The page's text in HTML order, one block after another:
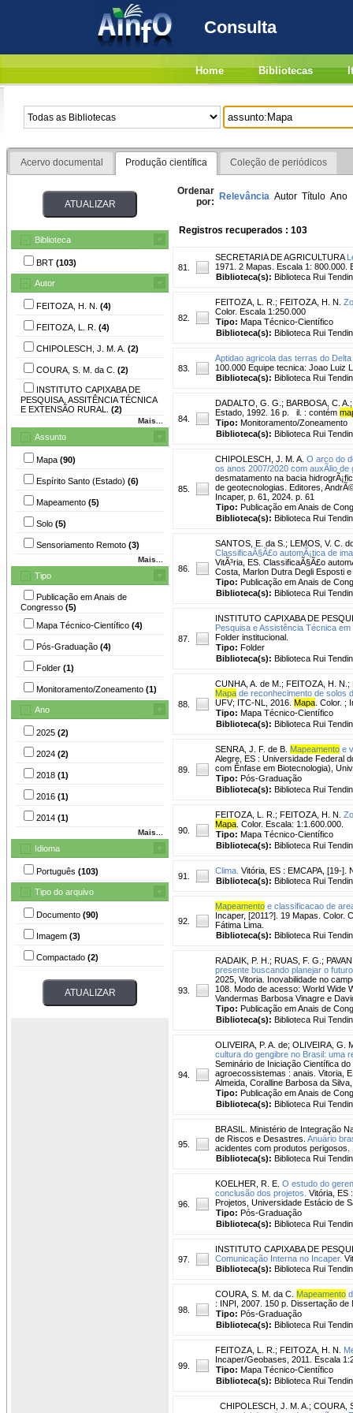
Consulta
Home Bibliotecas
Acervo documental Produção científica Coleção de periódicos
Biblioteca
BRT (103)
Autor
FEITOZA, H. N. (4)
FEITOZA, L. R. (4)
CHIPOLESCH, J. M. A. (2)
COURA, S. M. da C. (2)
INSTITUTO CAPIXABA DE
PESQUISA, ASSITÊNCIA TÉCNICA
E EXTENSÃO RURAL. (2)
Mais...
Assunto
Mapa (90)
Espírito Santo (Estado) (6)
Mapeamento (5)
Solo (5)
Sensoriamento Remoto (3)
Mais...
Tipo
Publicação em Anais de
Congresso (5)
Mapa Técnico-Científico (4)
Pós-Graduação (4)
Folder (1)
Monitoramento/Zoneamento (1)
Ano
2025 (2)
2024 (2)
2018 (1)
2016 (1)
2014 (1)
Mais...
Idioma
Português (103)
Tipo do arquivo
Documento (90)
Imagem (3)
Compactado (2)
Ordenar
por: Relevância Autor Título Ano
Registros recuperados : 103
81.
SECRETARIA DE AGRICULTURA
1971. 2 Mapas. Escala 1: 800.000.
Biblioteca(s): Biblioteca Rui
82.
FEITOZA, L. R. ; FEITOZA, H. N.
Color. Escala 1:250.000
Tipo: Mapa Técnico-Científico
Biblioteca(s): Biblioteca Rui
83.
Aptidao agricola das terras do
100.000 Equipe tecnica: Joao Luiz
Biblioteca(s): Biblioteca Rui
84.
DADALTO, G. G. ; BARBOSA, C. A.
Estado, 1992. 16 p. il. : contém
Tipo: Monitoramento/Zoneamento
Biblioteca(s): Biblioteca Rui
85.
CHIPOLESCH, J. M. A. O arco do
os anos 2007/2020 com auxÃ­lio de
desmatamento na bacia
de geotecnologias. Editores,
Incaper, p. 61, 2024. p. 61
Tipo: Publicação em Anais de
Biblioteca(s): Biblioteca Rui
86.
SANTOS, E. da S. ; LEMOS, V. C.
ClassificaÃ§Ã£o automÃ¡tica de
VitÃ³ria, ES. ClassificaÃ§Ã£o
Costa, Marlon Dutra Degli Esposti
Tipo: Publicação em Anais de
Biblioteca(s): Biblioteca Rui
87.
INSTITUTO CAPIXABA DE
Pesquisa e Assistência Técnica
Folder institucional.
Tipo: Folder
Biblioteca(s): Biblioteca Rui
88.
CUNHA, A. de M. ; FEITOZA, H. N. ;
Mapa de reconhecimento de solos
UFV; ITC-NL, 2016. Mapa . Color.
Tipo: Mapa Técnico-Científico
Biblioteca(s): Biblioteca Rui
89.
SENRA, J. F. de B. Mapeamento e
Alegre, ES : Universidade Federal
com Ênfase em Biotecnologia),
Tipo: Pós-Graduação
Biblioteca(s): Biblioteca Rui
90.
FEITOZA, L. R. ; FEITOZA, H. N.
Mapa . Color. Escala: 1:1.600.000.
Tipo: Mapa Técnico-Científico
Biblioteca(s): Biblioteca Rui
91.
Clima. Vitória, ES : EMCAPA, [19-].
Biblioteca(s): Biblioteca Rui
92.
Mapeamento e classificacao de
Incaper, [2011?]. 19 Mapas. Color.
Fátima Lima.
Biblioteca(s): Biblioteca Rui
93.
RADAIK, P. H. ; RUAS, F. G. ;
presente buscando planejar o
2025, Vitoria. Inovabilidade no
108. Modo de acesso: World Wide
Vandermas Barbosa Vinagre e
Tipo: Publicação em Anais de
Biblioteca(s): Biblioteca Rui
94.
OLIVEIRA, P. A. de; OLIVEIRA, G.
cultura do gengibre no Brasil: uma
Seminário de Iniciação Científica
agroecossistemas : anais. Vitoria,
Almeida, Coralline Barbosa da
Tipo: Publicação em Anais de
Biblioteca(s): Biblioteca Rui
95.
BRASIL. Ministério de Integração
de Riscos e Desastres. Anuário
acidentes com produtos perigosos.
Biblioteca(s): Biblioteca Rui
96.
KOELHER, R. E. O estudo do
conclusão dos projetos. Vitória, ES
Projetos, Universidade Estácio de
Tipo: Pós-Graduação
Biblioteca(s): Biblioteca Rui
97.
INSTITUTO CAPIXABA DE
Comunicação Interna no Incaper.
Biblioteca(s): Biblioteca Rui
98.
COURA, S. M. da C. Mapeamento
: INPI, 2007. 150 p. Dissertação de
Tipo: Pós-Graduação
Biblioteca(s): Biblioteca Rui
99.
FEITOZA, L. R. ; FEITOZA, H. N.
Incaper/Geobases, 2011. Escala
Tipo: Mapa Técnico-Científico
Biblioteca(s): Biblioteca Rui
CHIPOLESCH, J. M. A. ; COURA,